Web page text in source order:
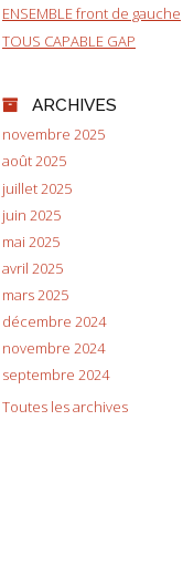
ENSEMBLE front de gauche
TOUS CAPABLE GAP
ARCHIVES
novembre 2025
août 2025
juillet 2025
juin 2025
mai 2025
avril 2025
mars 2025
décembre 2024
novembre 2024
septembre 2024
Toutes les archives